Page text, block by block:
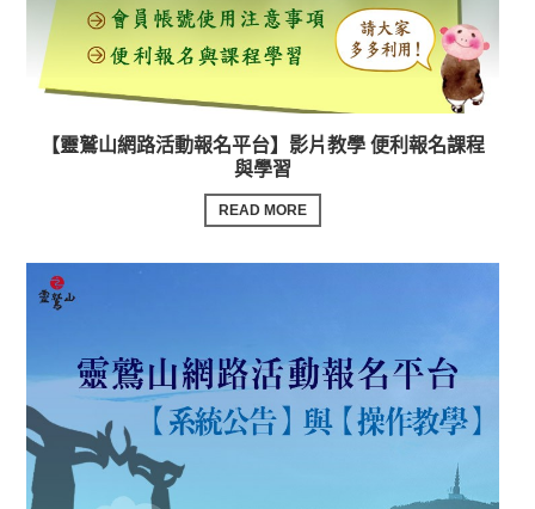
【靈鷲山網路活動報名平台】影片教學 便利報名課程
與學習
READ MORE